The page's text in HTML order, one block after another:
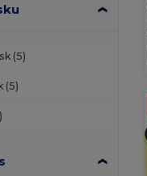
(5)
(5)